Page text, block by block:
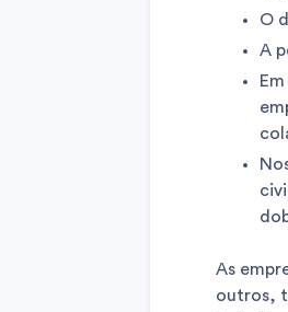
O
A
As
outros,